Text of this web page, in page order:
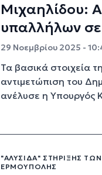
Μιχαηλίδου:
υπαλλήλων
29 Νοεμβρίου 2025 -
Τα βασικά στοιχεία
αντιμετώπιση του
ανέλυσε η Υπουργός
"ΑΛΥΣΊΔΑ" ΣΤΉΡΙΞΗΣ
ΕΡΜΟΎΠΟΛΗΣ